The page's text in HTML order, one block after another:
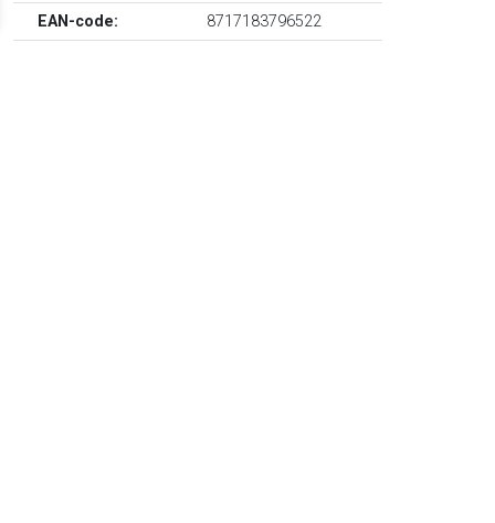
EAN-code:
8717183796522